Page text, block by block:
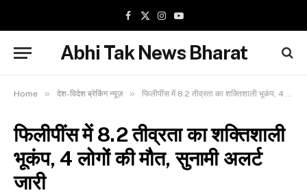
Facebook
X
Instagram
YouTube
Abhi Tak News Bharat
Home » देश-विदेश ब्रेकिंग न्यूज़ » फिलीपींस में 8.2 तीव्रता का शक्तिशाली भूकंप, 4 लोगों की मौत, सुनामी अलर्ट जारी
फिलीपींस में 8.2 तीव्रता का शक्तिशाली
भूकंप, 4 लोगों की मौत, सुनामी अलर्ट
जारी